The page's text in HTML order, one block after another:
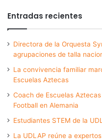
Entradas recientes
Directora de la Orquesta
agrupaciones de talla
La convivencia familiar
Escuelas Aztecas
Coach de Escuelas
Football en Alemania
Estudiantes STEM de la
La UDLAP reúne a